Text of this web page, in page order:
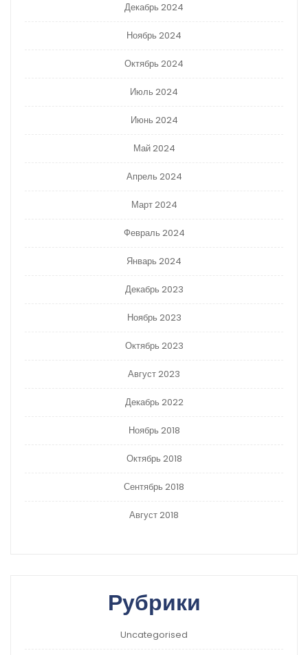
Декабрь 2024
Ноябрь 2024
Октябрь 2024
Июль 2024
Июнь 2024
Май 2024
Апрель 2024
Март 2024
Февраль 2024
Январь 2024
Декабрь 2023
Ноябрь 2023
Октябрь 2023
Август 2023
Декабрь 2022
Ноябрь 2018
Октябрь 2018
Сентябрь 2018
Август 2018
Рубрики
Uncategorised